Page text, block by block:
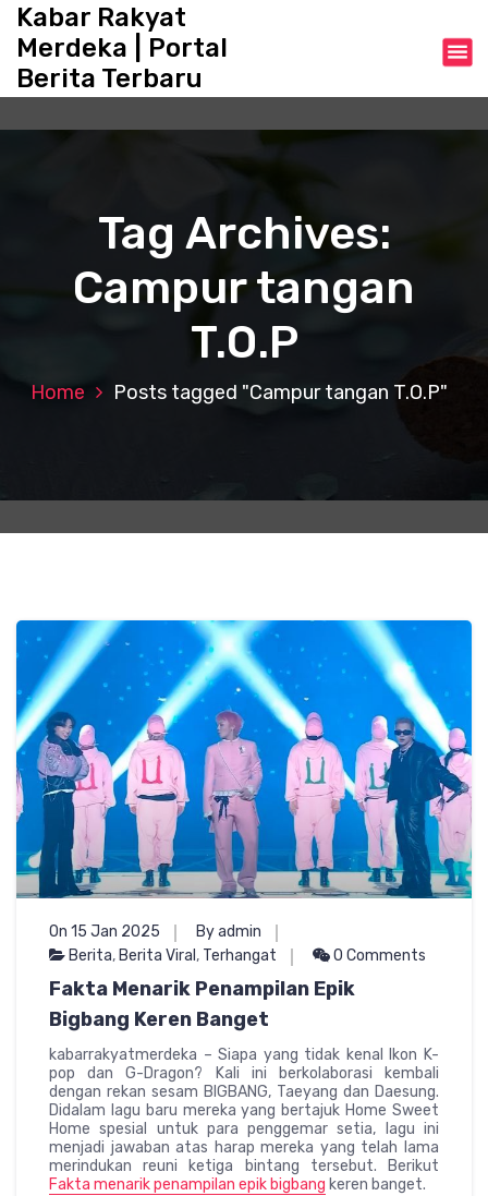
o
Kabar Rakyat
Merdeka | Portal
Berita Terbaru
Tag Archives:
Campur tangan
T.O.P
Home Posts tagged "Campur tangan T.O.P"
On 15 Jan 2025
By admin
Berita, Berita Viral , Terhangat 0 Comments
Fakta Menarik Penampilan Epik
Bigbang Keren Banget
kabarrakyatmerdeka – Siapa yang tidak kenal Ikon K-
pop dan G-Dragon? Kali ini berkolaborasi kembali
dengan rekan sesam BIGBANG, Taeyang dan Daesung.
Didalam lagu baru mereka yang bertajuk Home Sweet
Home spesial untuk para penggemar setia, lagu ini
menjadi jawaban atas harap mereka yang telah lama
merindukan reuni ketiga bintang tersebut. Berikut
Fakta menarik penampilan epik bigbang keren banget.